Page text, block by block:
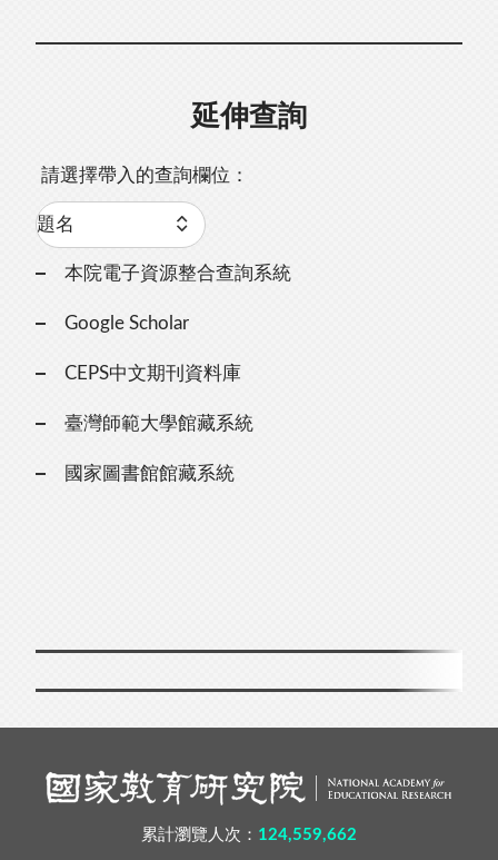
延伸查詢
請選擇帶入的查詢欄位：
本院電子資源整合查詢系統
Google Scholar
CEPS中文期刊資料庫
臺灣師範大學館藏系統
國家圖書館館藏系統
累計瀏覽人次： 124,559,662